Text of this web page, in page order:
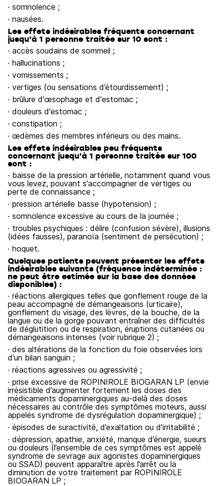
· somnolence ;
· nausées.
Les effets indésirables fréquents concernant
jusqu'à 1 personne traitée sur 10 sont :
· accès soudains de sommeil ;
· hallucinations ;
· vomissements ;
· vertiges (ou sensations d’étourdissement) ;
· brûlure d'œsophage et d'estomac ;
· douleurs d'estomac ;
· constipation ;
· œdèmes des membres inférieurs ou des mains.
Les effets indésirables peu fréquents
concernant jusqu'à 1 personne traitée sur 100
sont :
· baisse de la pression artérielle, notamment quand vous
vous levez, pouvant s'accompagner de vertiges ou
perte de connaissance ;
· pression artérielle basse (hypotension) ;
· somnolence excessive au cours de la journée ;
· troubles psychiques : délire (confusion sévère), illusions
(idées fausses), paranoïa (sentiment de persécution) ;
· hoquet.
Quelques patients peuvent présenter les effets
indésirables suivants (fréquence indéterminée :
ne peut être estimée sur la base des données
disponibles) :
· réactions allergiques telles que gonflement rouge de la
peau accompagné de démangeaisons (urticaire),
gonflement du visage, des lèvres, de la bouche, de la
langue ou de la gorge pouvant entraîner des difficultés
de déglutition ou de respiration, éruptions cutanées ou
démangeaisons intenses (voir rubrique 2) ;
· des altérations de la fonction du foie observées lors
d'un bilan sanguin ;
· réactions agressives ou agressivité ;
· prise excessive de ROPINIROLE BIOGARAN LP (envie
irrésistible d’augmenter fortement les doses des
médicaments dopaminergiques au-delà des doses
nécessaires au contrôle des symptômes moteurs, aussi
appelés syndrome de dysrégulation dopaminergique) ;
· épisodes de suractivité, d’exaltation ou d’irritabilité ;
· dépression, apathie, anxiété, manque d’énergie, sueurs
ou douleurs (l’ensemble de ces symptômes est appelé
syndrome de sevrage aux agonistes dopaminergiques
ou SSAD) peuvent apparaître après l’arrêt ou la
diminution de votre traitement par ROPINIROLE
BIOGARAN LP ;